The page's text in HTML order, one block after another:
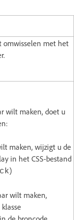
omwisselen met het
wilt maken, doet u
maken, wijzigt u de
in het CSS-bestand
)
wilt maken,